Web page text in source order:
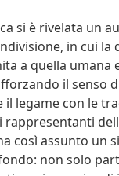
si è rivelata un
in cui la
a quella umana
il senso
il legame con le
rappresentanti
così assunto un
non solo